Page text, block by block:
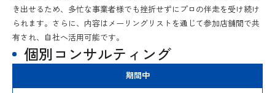
き出せるため、多忙な事業者様でも挫折せずにプロの伴走を受け続け
られます。さらに、内容はメーリングリストを通じて参加店舗間で共
有され、自社へ活用可能です。
個別コンサルティング
期間中